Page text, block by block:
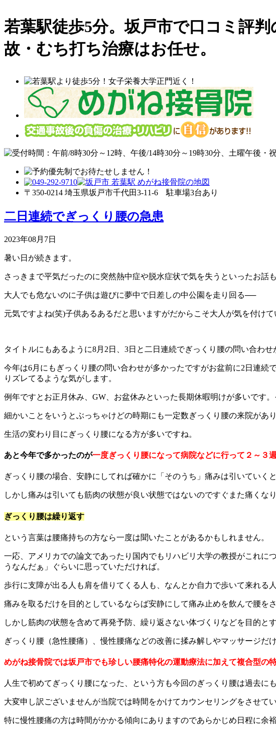
若葉駅徒歩5分。坂戸市で口コミ評
故・むち打ち治療はお任せ。
〒350-0214 埼玉県坂戸市千代田3-11-6 駐車場3台あり
二日連続でぎっくり腰の急患
2023年08月7日
暑い日が続きます。
さっきまで平気だったのに突然熱中症や脱水症状で気を失うといったお話
大人でも危ないのに子供は遊びに夢中で日差しの中公園を走り回る──
元気ですよね(笑)子供あるあるだと思いますがだからこそ大人が気を付けて
タイトルにもあるように8月2日、3日と二日連続でぎっくり腰の問い合わせ
今年は6月にもぎっくり腰の問い合わせが多かったですがお盆前に2日連
りズレてるような気がします。
例年ですとお正月休み、GW、お盆休みといった長期休暇明けが多いです
細かいことをいうとぶっちゃけどの時期にも一定数ぎっくり腰の来院があ
生活の変わり目にぎっくり腰になる方が多いですね。
あと今年で多かったのが一度ぎっくり腰になって病院などに行って２～３
ぎっくり腰の場合、安静にしてれば確かに「そのうち」痛みは引いていくと
しかし痛みは引いても筋肉の状態が良い状態ではないのですぐまた痛くなり
ぎっくり腰は繰り返す
という言葉は腰痛持ちの方なら一度は聞いたことがあるかもしれません。
一応、アメリカでの論文であったり国内でもリハビリ大学の教授がこれ
うなんだぁ」ぐらいに思っていただければ。
歩行に支障が出る人も肩を借りてくる人も、なんとか自力で歩いて来れる
痛みを取るだけを目的としているならば安静にして痛み止めを飲んで腰を
しかし筋肉の状態を含めて再発予防、繰り返さない体づくりなどを目的と
ぎっくり腰（急性腰痛）、慢性腰痛などの改善に揉み解しやマッサージだ
めがね接骨院では坂戸市でも珍しい腰痛特化の運動療法に加えて複合型の
人生で初めてぎっくり腰になった、という方も今回のぎっくり腰は過去に
大変申し訳ございませんが当院では時間をかけてカウンセリングをさせて
特に慢性腰痛の方は時間がかかる傾向にありますのであらかじめ日程に余